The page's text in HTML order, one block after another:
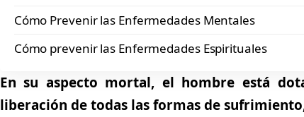
Cómo Prevenir las Enfermedades Mentales
Cómo prevenir las Enfermedades Espirituales
En su aspecto mortal, el hombre está
liberación de todas las formas de